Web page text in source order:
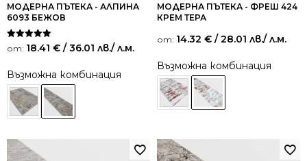
МОДЕРНА ПЪТЕКА - АЛПИНА
6093 БЕЖОВ
Оценено на
5.00
от: 18.41 € / 36.01 лв./ л.м.
Възможна комбинация
МОДЕРНА ПЪТЕКА - ФРЕШ 424
КРЕМ ТЕРА
от: 14.32 € / 28.01 лв./ л.м.
Възможна комбинация